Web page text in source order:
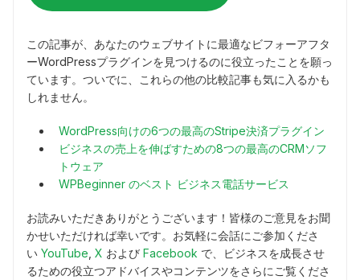
この記事が、あなたのウェブサイトに最適なビフォーアフタ
ーWordPressプラグインを見つけるのに役立ったことを願っ
ています。ついでに、これらの他の比較記事も気に入るかも
しれません。
WordPress向けの6つの最高のStripe決済プラグイン
ビジネスの売上を伸ばすための8つの最高のCRMソフ
トウェア
WPBeginner のベスト ビジネス電話サービス
お読みいただきありがとうございます！皆様のご意見をお聞
かせいただければ幸いです。お気軽に会話にご参加くださ
い YouTube X および Facebook で、ビジネスを成長させ
るための役立つアドバイスやコンテンツをさらにご覧くださ